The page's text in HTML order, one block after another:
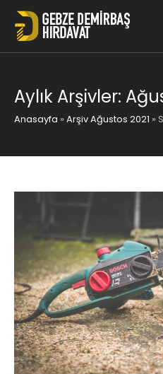
Skip
content
Aylık Arşivler:
Anasayfa » Arşiv Ağustos 2021 »